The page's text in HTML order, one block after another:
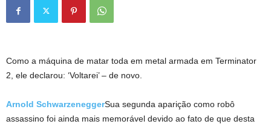
Como a máquina de matar toda em metal armada em Terminator
2, ele declarou: ‘Voltarei’ – de novo.
Arnold SchwarzeneggerSua segunda aparição como robô
assassino foi ainda mais memorável devido ao fato de que desta